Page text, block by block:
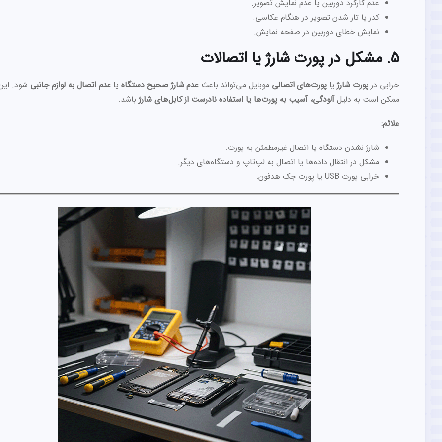
عدم کارکرد دوربین یا عدم نمایش تصویر.
کدر یا تار شدن تصویر در هنگام عکاسی.
نمایش خطای دوربین در صفحه نمایش.
5. مشکل در پورت شارژ یا اتصالات
خرابی در پورت شارژیا پورت‌های اتصالی موبایل می‌تواند باعث عدم شارژ صحیح دستگاهیا عدم اتصال به لوازم جانبی شود.
ممکن است به دلیلآلودگی، آسیب به پورت‌ها یا استفاده نادرست از کابل‌های شارژباشد.
علائم:
شارژ نشدن دستگاه یا اتصال غیرمطمئن به پورت.
مشکل در انتقال داده‌ها یا اتصال به لپ‌تاپ و دستگاه‌های دیگر.
خرابی پورت USB یا پورت جک هدفون.